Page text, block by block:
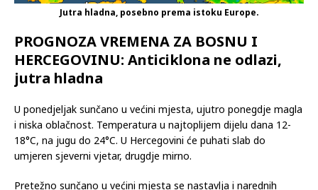
Jutra hladna, posebno prema istoku Europe.
HERCEGOVINU: Anticiklona ne odlazi,
jutra hladna
U ponedjeljak sunčano u većini mjesta, ujutro ponegdje magla